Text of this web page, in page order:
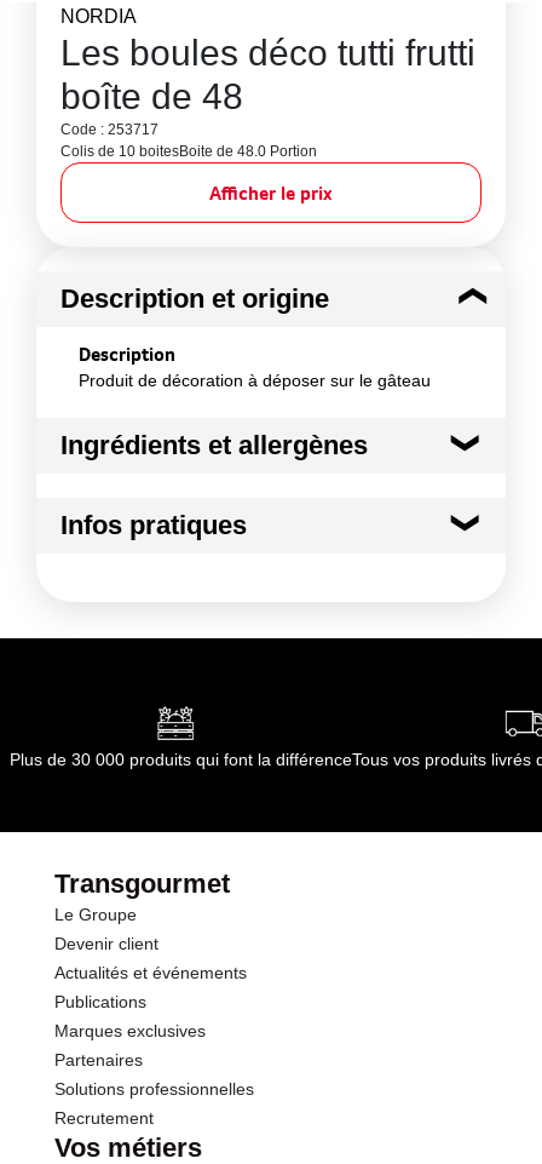
NORDIA
Les boules déco tutti frutti
boîte de 48
Code : 253717
Colis de 10 boitesBoite de 48.0 Portion
Afficher le prix
Description et origine
Description
Produit de décoration à déposer sur le gâteau
Ingrédients et allergènes
Plastique
Infos pratiques
Conditions de stockage après ouverture :Pas de
d'utilisation
Conformément aux informations transmises
Plus de 30 000 produits qui font la différenceTous vos produits livrés
Transgourmet
Le Groupe
Devenir client
Actualités et événements
Publications
Marques exclusives
Partenaires
Solutions professionnelles
Recrutement
Vos métiers